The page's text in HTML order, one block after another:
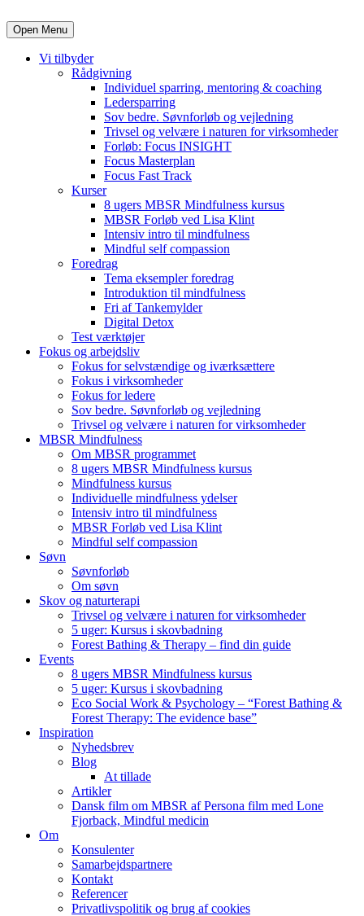
Open Menu
Vi tilbyder
Rådgivning
Individuel sparring, mentoring & coaching
Ledersparring
Sov bedre. Søvnforløb og vejledning
Trivsel og velvære i naturen for virksomheder
Forløb: Focus INSIGHT
Focus Masterplan
Focus Fast Track
Kurser
8 ugers MBSR Mindfulness kursus
MBSR Forløb ved Lisa Klint
Intensiv intro til mindfulness
Mindful self compassion
Foredrag
Tema eksempler foredrag
Introduktion til mindfulness
Fri af Tankemylder
Digital Detox
Test værktøjer
Fokus og arbejdsliv
Fokus for selvstændige og iværksættere
Fokus i virksomheder
Fokus for ledere
Sov bedre. Søvnforløb og vejledning
Trivsel og velvære i naturen for virksomheder
MBSR Mindfulness
Om MBSR programmet
8 ugers MBSR Mindfulness kursus
Mindfulness kursus
Individuelle mindfulness ydelser
Intensiv intro til mindfulness
MBSR Forløb ved Lisa Klint
Mindful self compassion
Søvn
Søvnforløb
Om søvn
Skov og naturterapi
Trivsel og velvære i naturen for virksomheder
5 uger: Kursus i skovbadning
Forest Bathing & Therapy – find din guide
Events
8 ugers MBSR Mindfulness kursus
5 uger: Kursus i skovbadning
Eco Social Work & Psychology – “Forest Bathing &
Forest Therapy: The evidence base”
Inspiration
Nyhedsbrev
Blog
At tillade
Artikler
Dansk film om MBSR af Persona film med Lone
Fjorback, Mindful medicin
Om
Konsulenter
Samarbejdspartnere
Kontakt
Referencer
Privatlivspolitik og brug af cookies